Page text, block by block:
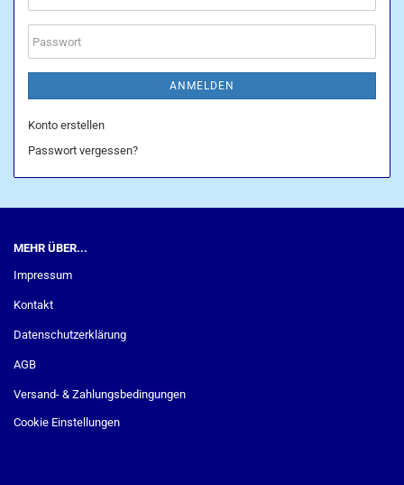
Mail-
Adresse
Passwort
ANMELDEN
Konto erstellen
Passwort vergessen?
MEHR ÜBER...
Impressum
Kontakt
Datenschutzerklärung
AGB
Versand- & Zahlungsbedingungen
Cookie Einstellungen